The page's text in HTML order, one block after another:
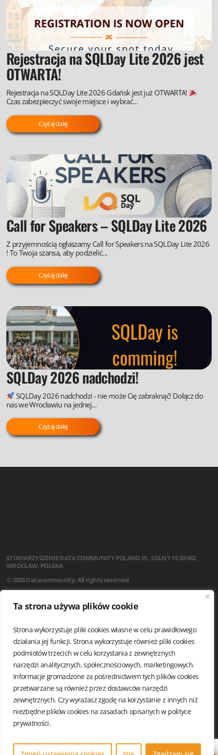
Ta strona używa plików cookie
Strona wykorzystuje pliki cookies własne w celu prawidłowego
działania jej funkcji. Strona wykorzystuje również pliki cookies
podmiotów trzecich w celu korzystania z zewnętrznych
narzędzi analitycznych, społecznościowych, marketingowych.
Informacje gromadzone za pośrednictwem tych plików cookies
przetwarzane są również przez dostawców narzędzi
zewnętrznych. Czy wyrażasz zgodę na korzystanie z innych niż
niezbędne plików cookies na zasadach opisanych w polityce
prywatności.
Rejestracja na SQLDay Lite 2026 jest
OTWARTA!
Rejestracja na SQLDay Lite 2026 Gdańsk jest już OTWARTA!
Czas zabezpieczyć swoje miejsce i wybrać...
Czytaj dalej
Call for Speakers – SQLDay Lite 2026
Z przyjemnością ogłaszamy Call for Speakers na SQLDay Lite 2026
! To Twoja szansa, aby podzielić...
Czytaj dalej
SQLDay 2026 nadchodzi!
SQLDay 2026 nadchodzi - nie może Cię zabraknąć! Dołącz do
nas we Wrocławiu na jednej...
Czytaj dalej
STOWARZYSZENIEDATA COMMUNITY POLAND PL. SOLNY 1550-062
WROCŁAW, POLSKA
© 2026 Datacommunity. All rights reserved.
AKTUALNOŚCI
STATUT
REGULAMIN
ZARZĄD I KOMISJA REWIZYJNA
GRUPY LOKALNE
KALENDARIUM
KONTAKT
POLITYKA PRYWATNOŚCI